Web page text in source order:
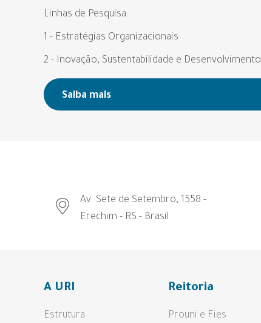
Linhas de Pesquisa:
1 - Estratégias Organizacionais
2 - Inovação, Sustentabilidade e Desenvolvimento
Saiba mais
Av. Sete de Setembro, 1558 -
Erechim - RS - Brasil
A URI
Estrutura
Reitoria
Prouni e Fies